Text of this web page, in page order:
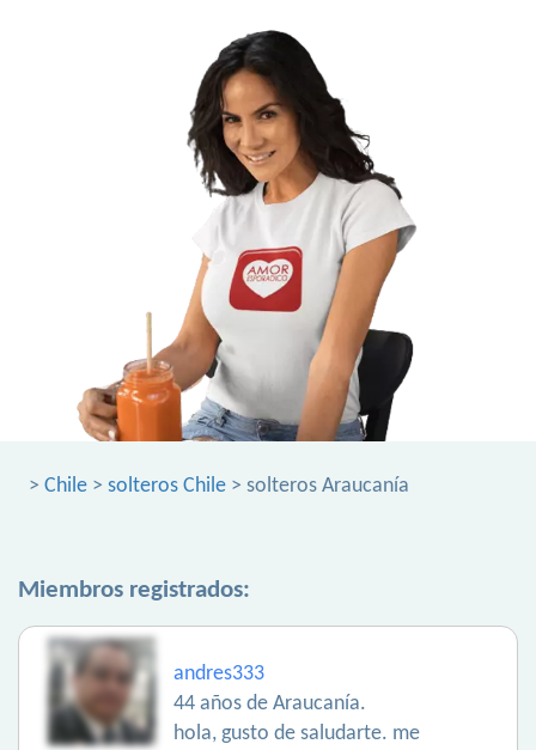
> Chile > solteros Chile > solteros Araucanía
Miembros registrados:
andres333
44 años de Araucanía.
hola, gusto de saludarte. me